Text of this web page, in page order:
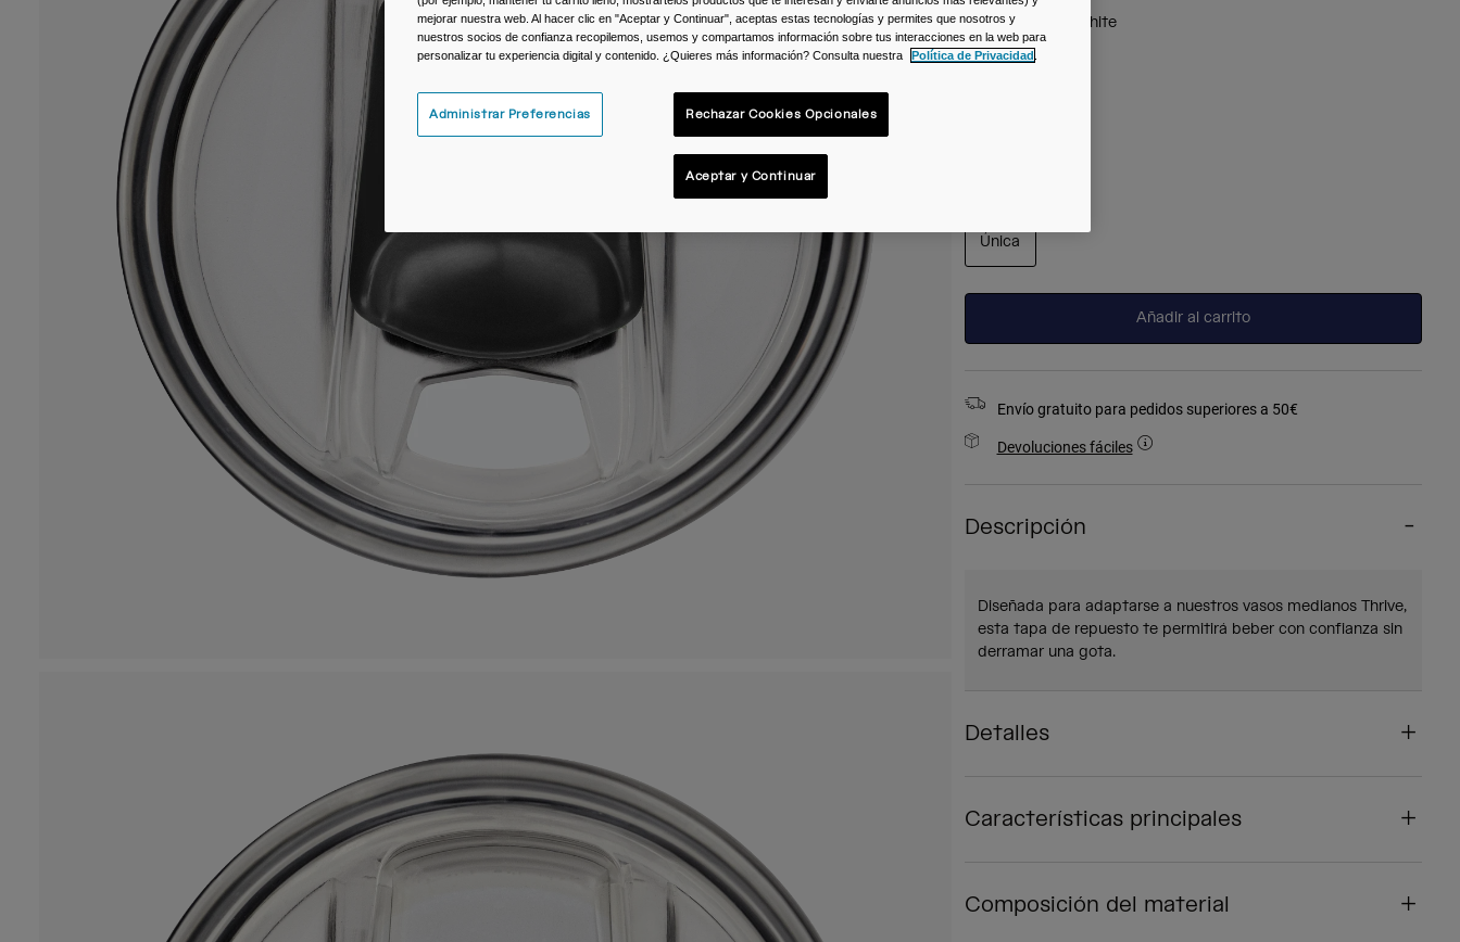
Color - Natural White
Única
Añadir al carrito
Envío gratuito para pedidos superiores a 50€
Devoluciones fáciles
Descripción
Diseñada para adaptarse a nuestros vasos medianos Thrive,
esta tapa de repuesto te permitirá beber con confianza sin
derramar una gota.
Detalles
Características principales
Composición del material
mejorar nuestra web. Al hacer clic en "Aceptar y Continuar", aceptas estas tecnologías y permites que nosotros y
nuestros socios de confianza recopilemos, usemos y compartamos información sobre tus interacciones en la web para
personalizar tu experiencia digital y contenido. ¿Quieres más información? Consulta nuestra
Política de Privacidad
Administrar Preferencias Rechazar Cookies Opcionales
Aceptar y Continuar